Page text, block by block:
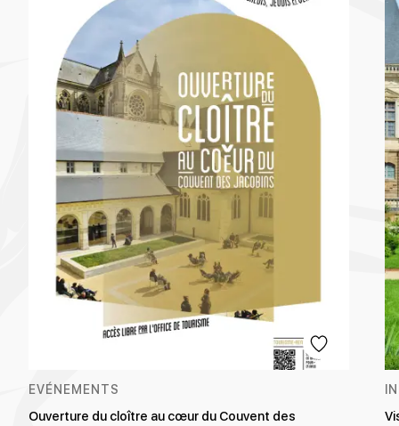
EVÉNEMENTS
Ouverture du cloître au cœur du Couvent des